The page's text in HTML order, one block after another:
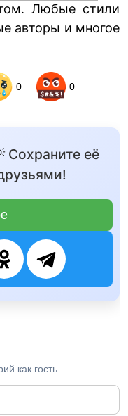
Любые стили
авторы и многое
0 0
Сохраните её
как гость